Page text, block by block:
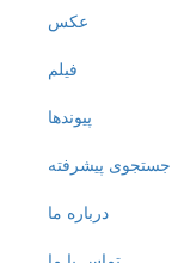
عکس
فیلم
پیوندها
جستجوی پیشرفته
درباره ما